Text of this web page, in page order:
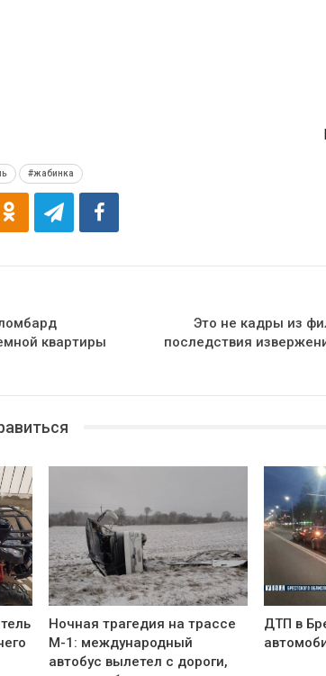
#жабинка
квартиры
Это не кадры из
последствия
Ночная трагедия на трассе
М-1: международный
автобус вылетел с дороги,
ДТП в